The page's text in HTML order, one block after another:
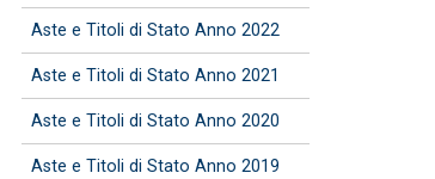
Aste e Titoli di Stato Anno 2022
Aste e Titoli di Stato Anno 2021
Aste e Titoli di Stato Anno 2020
Aste e Titoli di Stato Anno 2019